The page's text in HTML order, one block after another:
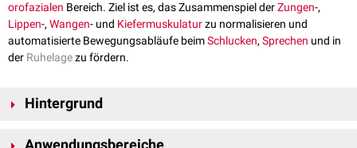
orofazialen Bereich. Ziel ist es, das Zusammenspiel derZungen-,
Lippen-, Wangen- und Kiefermuskulaturzu normalisieren und
automatisierte Bewegungsabläufe beimSchlucken, Sprechen und in
der Ruhelagezu fördern.
Hintergrund